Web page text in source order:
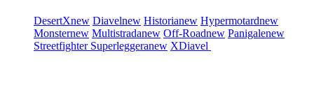
DesertXnew Diavelnew Historianew Hypermotardnew
Monsternew Multistradanew Off-Roadnew Panigalenew
Streetfighter Superleggeranew XDiavel